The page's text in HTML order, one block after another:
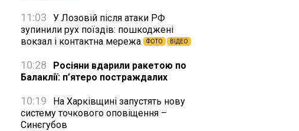
11:03
У Лозовій після атаки РФ
зупинили рух поїздів: пошкоджені
вокзал і контактна мережа
ФОТО ВІДЕО
10:28
Росіяни вдарили ракетою по
Балаклії: п’ятеро постраждалих
10:19
На Харківщині запустять нову
систему точкового оповіщення –
Синєгубов